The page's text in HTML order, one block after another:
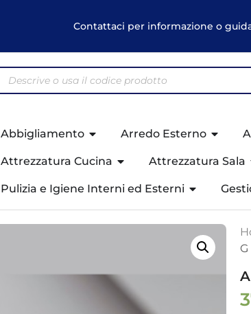
Contattaci per informazione o
Abbigliamento Arredo Esterno
Attrezzatura Cucina Attrezzatura Sala
Pulizia e Igiene Interni ed Esterni